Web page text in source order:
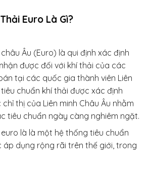
Euro Là Gì?
Âu (Euro) là qui định xác định
được đối với khí thải của các
tại các quốc gia thành viên Liên
chuẩn khí thải được xác định
thị của Liên minh Châu Âu nhằm
tiêu chuẩn ngày càng nghiêm ngặt.
là là một hệ thống tiêu chuẩn
áp dụng rộng rãi trên thế giới, trong